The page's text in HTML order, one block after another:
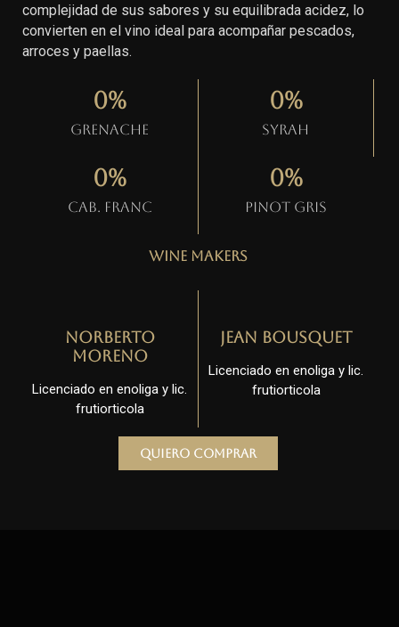
complejidad de sus sabores y su equilibrada acidez, lo
convierten en el vino ideal para acompañar pescados,
arroces y paellas.
Grenache
0%
Syrah
0%
Cab. Franc
0%
Pinot gris
0%
Wine Makers
Norberto
Moreno
Licenciado en enoliga y lic.
frutiorticola
Jean Bousquet
Licenciado en enoliga y lic.
frutiorticola
Quiero comprar